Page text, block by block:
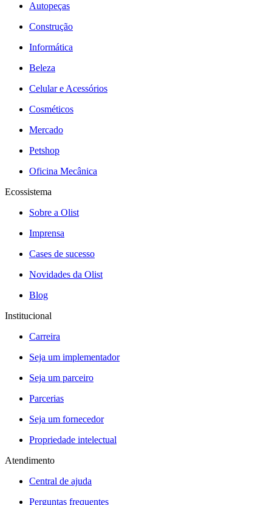
Autopeças
Construção
Informática
Beleza
Celular e Acessórios
Cosméticos
Mercado
Petshop
Oficina Mecânica
Ecossistema
Sobre a Olist
Imprensa
Cases de sucesso
Novidades da Olist
Blog
Institucional
Carreira
Seja um implementador
Seja um parceiro
Parcerias
Seja um fornecedor
Propriedade intelectual
Atendimento
Central de ajuda
Perguntas frequentes